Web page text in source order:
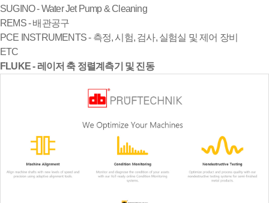
SUGINO - Water Jet Pump & Cleaning
REMS - 배관공구
PCE INSTRUMENTS - 측정, 시험, 검사, 실험실 및 제어 장비
ETC
FLUKE - 레이저 축 정렬계측기 및 진동